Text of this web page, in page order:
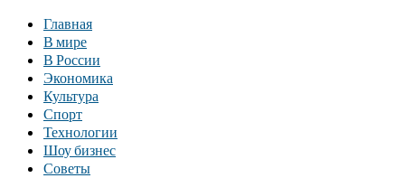
Главная
В мире
В России
Экономика
Культура
Спорт
Технологии
Шоу бизнес
Советы